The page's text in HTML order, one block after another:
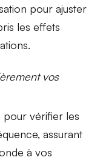
pour ajuster
les effets
vos
pour vérifier les
assurant
à vos